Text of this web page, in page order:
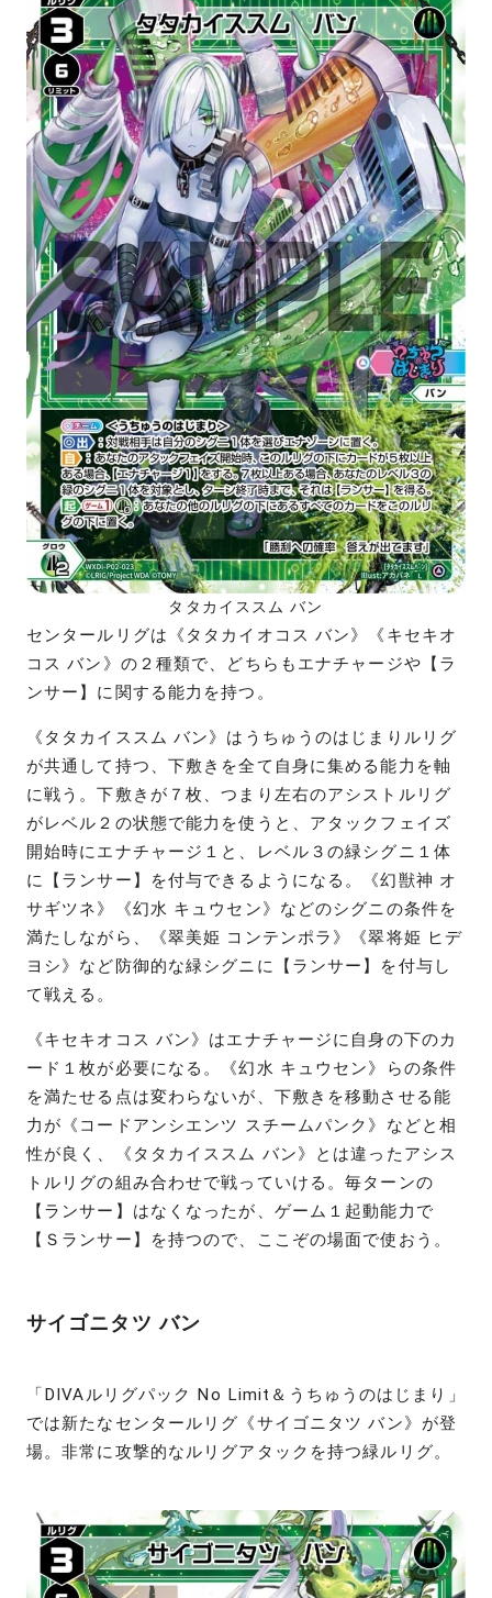
タタカイススム バン
センタールリグは《タタカイオコス バン》《キセキオ
コス バン》の２種類で、どちらもエナチャージや【ラ
ンサー】に関する能力を持つ。
《タタカイススム バン》はうちゅうのはじまりルリグ
が共通して持つ、下敷きを全て自身に集める能力を軸
に戦う。下敷きが７枚、つまり左右のアシストルリグ
がレベル２の状態で能力を使うと、アタックフェイズ
開始時にエナチャージ１と、レベル３の緑シグニ１体
に【ランサー】を付与できるようになる。《幻獣神 オ
サギツネ》《幻水 キュウセン》などのシグニの条件を
満たしながら、《翠美姫 コンテンポラ》《翠将姫 ヒデ
ヨシ》など防御的な緑シグニに【ランサー】を付与し
て戦える。
《キセキオコス バン》はエナチャージに自身の下のカ
ード１枚が必要になる。《幻水 キュウセン》らの条件
を満たせる点は変わらないが、下敷きを移動させる能
力が《コードアンシエンツ スチームパンク》などと相
性が良く、《タタカイススム バン》とは違ったアシス
トルリグの組み合わせで戦っていける。毎ターンの
【ランサー】はなくなったが、ゲーム１起動能力で
【Ｓランサー】を持つので、ここぞの場面で使おう。
サイゴニタツ バン
「DIVAルリグパック No Limit＆うちゅうのはじまり」
では新たなセンタールリグ《サイゴニタツ バン》が登
場。非常に攻撃的なルリグアタックを持つ緑ルリグ。